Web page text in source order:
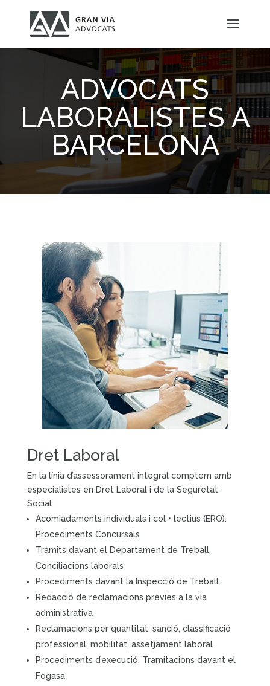
ADVOCATS
LABORALISTES A
BARCELONA
Dret Laboral
En la línia d’assessorament integral comptem amb
especialistes en Dret Laboral i de la Seguretat
Social:
Acomiadaments individuals i col • lectius (ERO).
Procediments Concursals
Tràmits davant el Departament de Treball.
Conciliacions laborals
Procediments davant la Inspecció de Treball
Redacció de reclamacions prèvies a la via
administrativa
Reclamacions per quantitat, sanció, classificació
professional, mobilitat, assetjament laboral
Procediments d’execució. Tramitacions davant el
Fogasa